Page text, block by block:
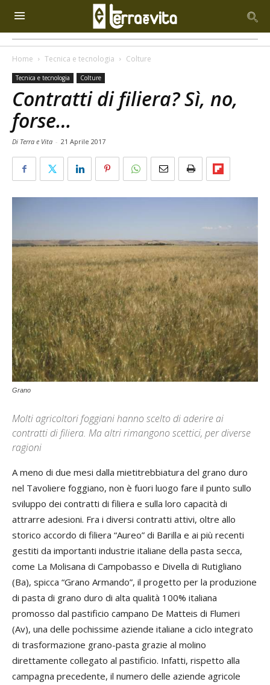
Home Tecnica e tecnologia Colture
Tecnica e tecnologia Colture
Contratti di filiera? Sì, no,
forse…
Di Terra e Vita - 21 Aprile 2017
Grano
Molti agricoltori foggiani hanno scelto di aderire ai
contratti di filiera. Ma altri rimangono scettici, per diverse
ragioni
A meno di due mesi dalla mietitrebbiatura del grano duro
nel Tavoliere foggiano, non è fuori luogo fare il punto sullo
sviluppo dei contratti di filiera e sulla loro capacità di
attrarre adesioni. Fra i diversi contratti attivi, oltre allo
storico accordo di filiera “Aureo” di Barilla e ai più recenti
gestiti da importanti industrie italiane della pasta secca,
come La Molisana di Campobasso e Divella di Rutigliano
(Ba), spicca “Grano Armando”, il progetto per la produzione
di pasta di grano duro di alta qualità 100% italiana
promosso dal pastificio campano De Matteis di Flumeri
(Av), una delle pochissime aziende italiane a ciclo integrato
di trasformazione grano-pasta grazie al molino
direttamente collegato al pastificio. Infatti, rispetto alla
campagna precedente, il numero delle aziende agricole